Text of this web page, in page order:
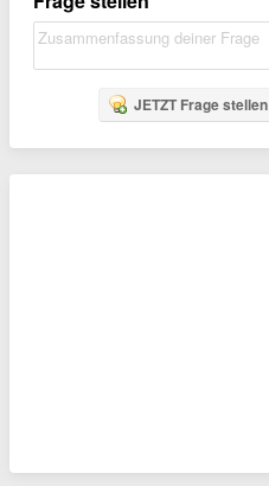
JETZT Frage stellen